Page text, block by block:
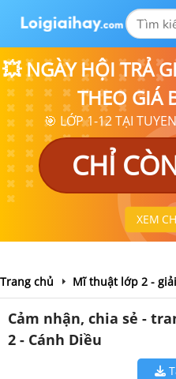
💥 NGÀY HỘI TRẢ
THEO GIÁ
🎯 LỚP 1-12 TẠI
CHỈ
XEM
Trang chủ Mĩ thuật lớp 2 -
Cảm nhận, chia sẻ -
2 - Cánh Diều